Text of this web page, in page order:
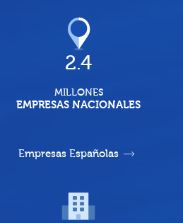
2.4
MILLONES
EMPRESAS NACIONALES
Empresas Españolas